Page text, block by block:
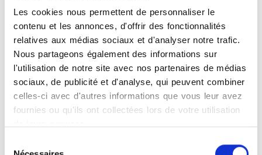
Les cookies nous permettent de personnaliser le
contenu et les annonces, d'offrir des fonctionnalités
relatives aux médias sociaux et d'analyser notre trafic.
Nous partageons également des informations sur
l'utilisation de notre site avec nos partenaires de médias
sociaux, de publicité et d'analyse, qui peuvent combiner
celles-ci avec d'autres informations que vous leur avez
fournies ou qu'ils ont collectées lors de votre utilisation
radiologues surspécialisés du Grand-
Quevilly assurent des diagnostics précis
et rapides. Le réseau Vidi incarne une
radiologie moderne et accessible,
centrée sur la compétence et l'écoute.
Chaque patient bénéficie d'un
accompagnement attentif et d'un
service de qualité.